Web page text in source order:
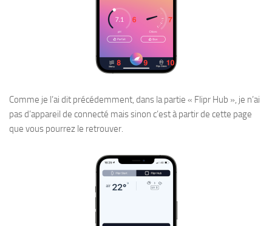
Comme je l’ai dit précédemment, dans la partie « Flipr Hub », je n’ai
pas d’appareil de connecté mais sinon c’est à partir de cette page
que vous pourrez le retrouver.